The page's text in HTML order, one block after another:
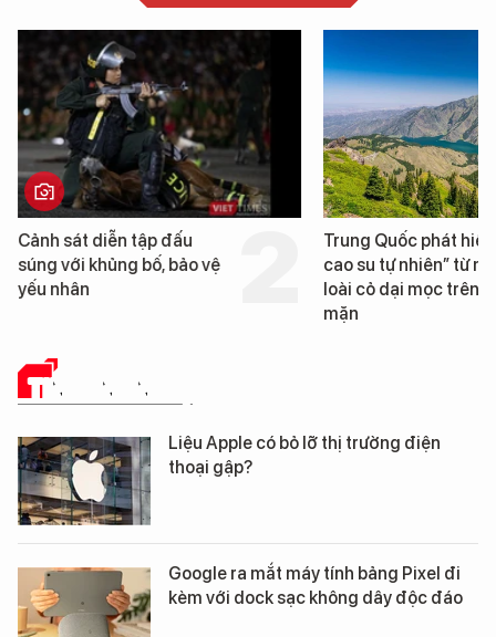
Cảnh sát diễn tập đấu
súng với khủng bố, bảo vệ
yếu nhân
Trung Quốc phát hiện
cao su tự nhiên” từ
loài cỏ dại mọc trên
mặn
TIN CÔNG NGHỆ
Liệu Apple có bỏ lỡ thị trường điện
thoại gập?
Google ra mắt máy tính bảng Pixel đi
kèm với dock sạc không dây độc đáo